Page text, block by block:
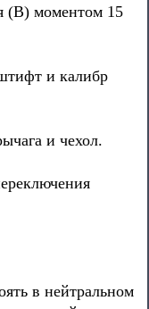
(В) моментом 15
и калибр
и чехол.
в нейтральном